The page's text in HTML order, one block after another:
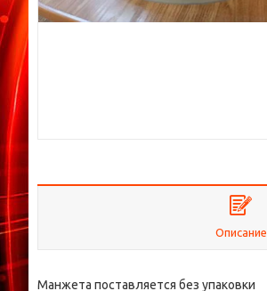
Описание
Манжета поставляется без упаковки